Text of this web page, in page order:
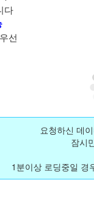
다
선
요청하신 데
잠시
1분이상 로딩중일 경